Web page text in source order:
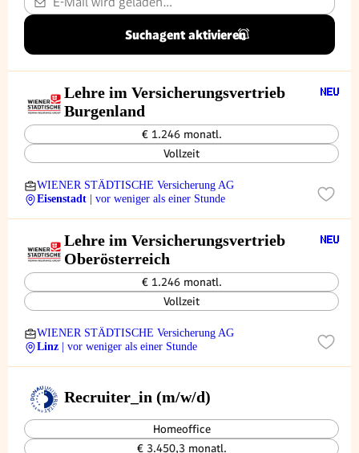
Suchagent aktivieren
Lehre im Versicherungsvertrieb
Burgenland
€ 1.246 monatl.
Vollzeit
WIENER STÄDTISCHE Versicherung AG
Eisenstadt
| vor weniger als einer Stunde
Lehre im Ver­si­che­rungs­ver­trieb
Ober­ös­ter­reich
€ 1.246 monatl.
Vollzeit
WIENER STÄDTISCHE Versicherung AG
Linz
| vor weniger als einer Stunde
Recruiter_in (m/w/d)
Homeoffice
€ 3.450,3 monatl.